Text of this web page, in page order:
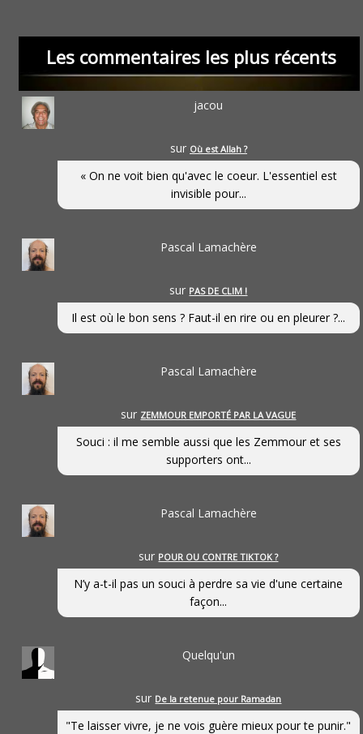
Les commentaires les plus récents
jacou
sur Où est Allah ?
« On ne voit bien qu'avec le coeur. L'essentiel est
invisible pour...
Pascal Lamachère
sur PAS DE CLIM !
Il est où le bon sens ? Faut-il en rire ou en pleurer ?...
Pascal Lamachère
sur ZEMMOUR EMPORTÉ PAR LA VAGUE
Souci : il me semble aussi que les Zemmour et ses
supporters ont...
Pascal Lamachère
sur POUR OU CONTRE TIKTOK ?
N’y a-t-il pas un souci à perdre sa vie d'une certaine
façon...
Quelqu'un
sur De la retenue pour Ramadan
"Te laisser vivre, je ne vois guère mieux pour te punir."